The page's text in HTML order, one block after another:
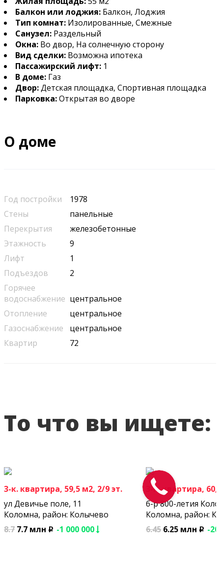
Балкон или лоджия: Балкон, Лоджия
Тип комнат: Изолированные, Смежные
Санузел: Раздельный
Окна: Во двор, На солнечную сторону
Вид сделки: Возможна ипотека
Пассажирский лифт: 1
В доме: Газ
Двор:Детская площадка, Спортивная площадка
Парковка:Открытая во дворе
О доме
Год постройки
1978
Стены
панельные
Перекрытия
железобетонные
Этажность
9
Лифт
1
Подъездов
2
Горячее
водоснабжение центральное
Отопление
центральное
Газоснабжение
центральное
Квартир
72
То что вы ищете:
3-к. квартира, 59,5 м2, 2/9 эт.
ул Девичье поле, 11
Коломна, район: Колычево
8.7 7.7 млн p -1 000 000
3-к. квартира,
б-р 800-летия
Коломна, район:
6.45 6.25 млн p -